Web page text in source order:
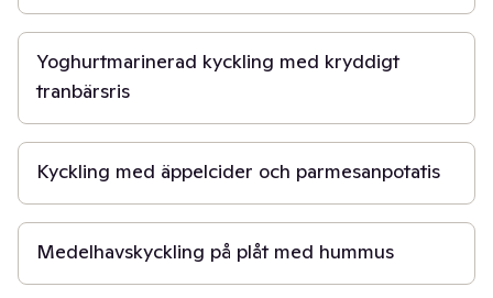
50 min
Yoghurtmarinerad kyckling med kryddigt
tranbärsris
45 min
Kyckling med äppelcider och parmesanpotatis
40 min
Medelhavskyckling på plåt med hummus
30 min